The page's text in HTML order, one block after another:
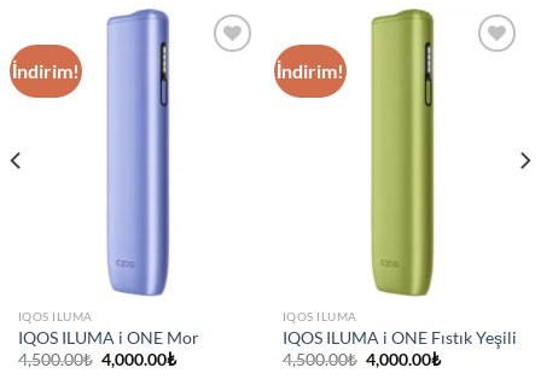
İndirim!
IQOS ILUMA
IQOS ILUMA i ONE Mor
4,500.00₺ Orijinal
fiyat:
4,000.00₺Şu
İndirim!
IQOS ILUMA
IQOS ILUMA i ONE Fıstık Yeşili
4,500.00₺ Orijinal
fiyat:
4,000.00₺Şu